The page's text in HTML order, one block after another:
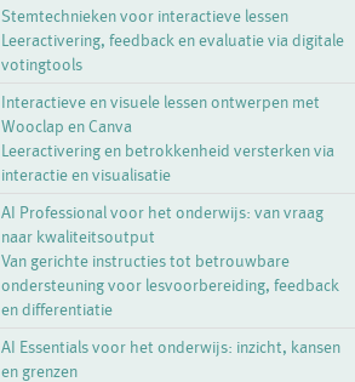
Stemtechnieken voor interactieve lessen
Leeractivering, feedback en evaluatie via digitale
votingtools
Interactieve en visuele lessen ontwerpen met
Wooclap en Canva
Leeractivering en betrokkenheid versterken via
interactie en visualisatie
AI Professional voor het onderwijs: van vraag
naar kwaliteitsoutput
Van gerichte instructies tot betrouwbare
ondersteuning voor lesvoorbereiding, feedback
en differentiatie
AI Essentials voor het onderwijs: inzicht, kansen
en grenzen